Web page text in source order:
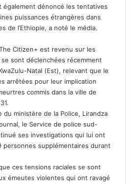
également dénoncé les tentatives
puissances étrangères dans
de l’Ethiopie, a noté le média.
Citizen+ est revenu sur les
sont déclenchées récemment
Natal (Est), relevant que le
arrêtées pour leur implication
commis dans la ville de
du ministère de la Police, Lirandza
le Service de police sud-
ses investigations qui lui ont
personnes supplémentaires durant
ces tensions raciales se sont
émeutes violentes qui ont ravagé